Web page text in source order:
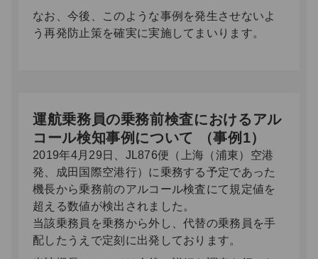
なお、今後、このような事例を発生させないよ
う再発防止策を確実に実施してまいります。
運航乗務員の乗務前検査におけるアル
コール検知事例について （事例1）
2019年4月29日、JL876便（上海（浦東）空港
発、成田国際空港行）に乗務する予定であった
機長から乗務前のアルコール検査にて規定値を
超える数値が検出されました。
当該乗務員を乗務から外し、代替の乗務員を手
配したうえで定刻に出発しております。